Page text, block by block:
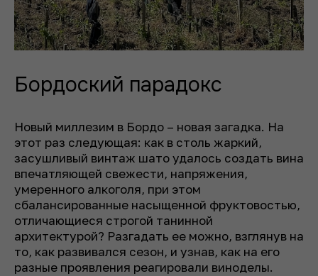
Бордоский парадокс
Новый миллезим в Бордо – новая загадка. На
этот раз следующая: как в столь жаркий,
засушливый винтаж шато удалось создать вина
впечатляющей свежести, напряжения,
умеренного алкоголя, при этом
сбалансированные насыщенной фруктовостью,
отличающиеся строгой танинной
архитектурой? Разгадать ее можно, взглянув на
то, как развивался сезон, и узнав, как на его
разные проявления реагировали виноделы.